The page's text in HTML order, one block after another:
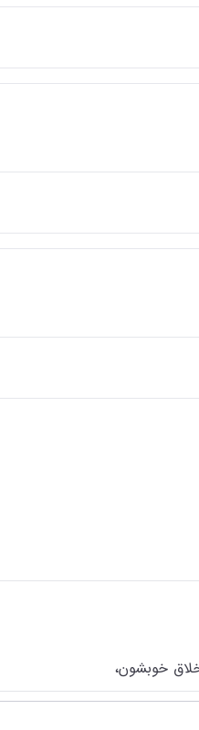
خوبشون،